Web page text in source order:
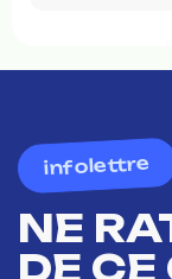
infolettre
NE
DE CE